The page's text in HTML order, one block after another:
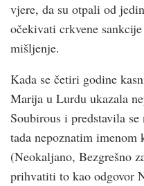
vjere, da su otpali od
očekivati crkvene
mišljenje.
Kada se četiri godine
Marija u Lurdu ukazala
Soubirous i predstavila
tada nepoznatim imenom
(Neokaljano, Bezgrešno
prihvatiti to kao odgovor